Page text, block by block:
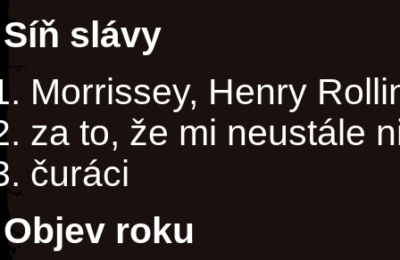
Síň slávy
Morrissey, Henry
za to, že mi neustále
čuráci
Objev roku